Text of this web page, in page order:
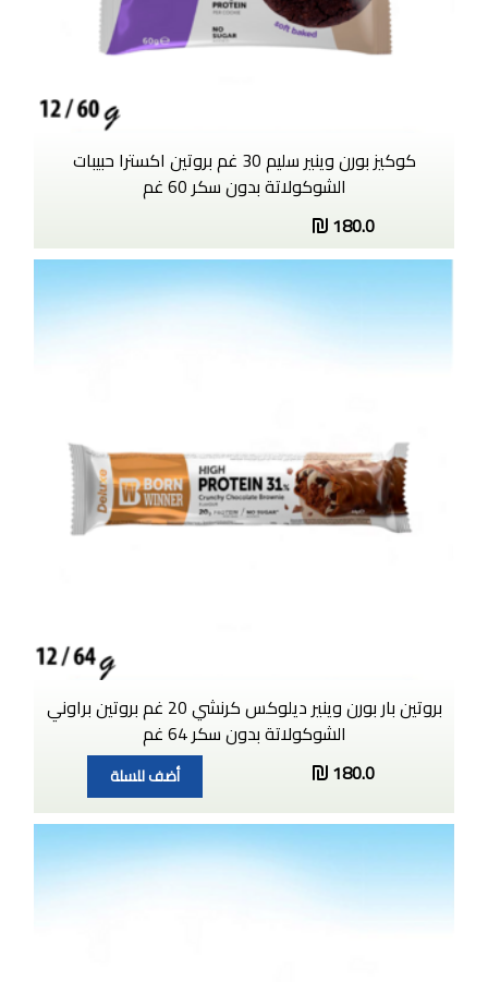
كوكيز بورن وينير سليم 30 غم بروتين اكسترا حبيبات
الشوكولاتة بدون سكر 60 غم
180.0
بروتين بار بورن وينير ديلوكس كرنشي 20 غم بروتين براوني
الشوكولاتة بدون سكر 64 غم
180.0
أضف للسلة